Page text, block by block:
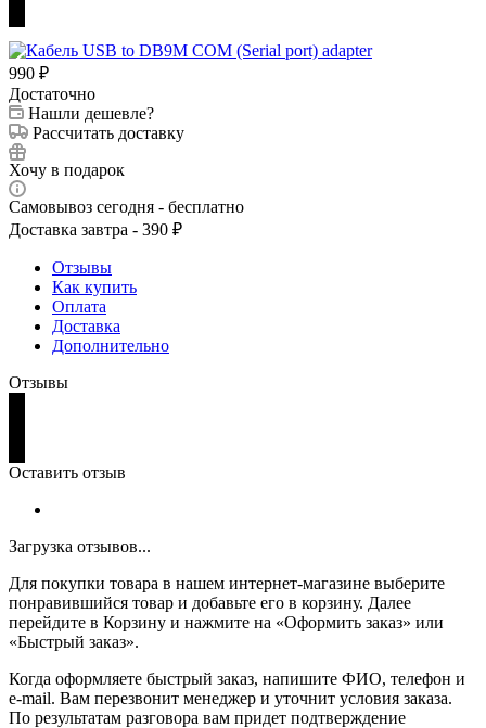
990 ₽
Достаточно
Нашли дешевле?
Рассчитать доставку
Хочу в подарок
Самовывоз сегодня - бесплатно
Доставка завтра - 390 ₽
Отзывы
Как купить
Оплата
Доставка
Дополнительно
Отзывы
Оставить отзыв
Загрузка отзывов...
Для покупки товара в нашем интернет-магазине выберите
понравившийся товар и добавьте его в корзину. Далее
перейдите в Корзину и нажмите на «Оформить заказ» или
«Быстрый заказ».
Когда оформляете быстрый заказ, напишите ФИО, телефон и
e-mail. Вам перезвонит менеджер и уточнит условия заказа.
По результатам разговора вам придет подтверждение